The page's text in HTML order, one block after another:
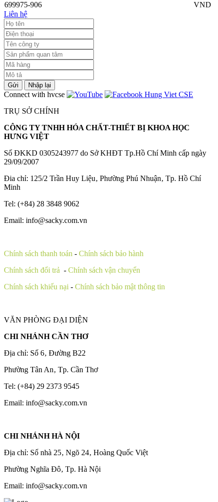
699975-906
VND
Liên hệ
Gửi Nhập lại
Connect with hvcse
TRỤ SỞ CHÍNH
CÔNG TY TNHH HÓA CHẤT-THIẾT BỊ KHOA HỌC
HƯNG VIỆT
Số ĐKKD 0305243977 do Sở KHĐT Tp.Hồ Chí Minh cấp ngày
29/09/2007
Đia chỉ: 125/2 Trần Huy Liệu‚ Phường Phú Nhuận‚ Tp. Hồ Chí
Minh
Tel: (+84) 28 3848 9062
Email: info@sacky.com.vn
Chính sách thanh toán - Chính sách bảo hành
Chính sách đổi trả - Chính sách vận chuyển
Chính sách khiếu nại - Chính sách bảo mật thông tin
VĂN PHÒNG ĐẠI DIỆN
CHI NHÁNH CẦN THƠ
Địa chỉ: Số 6‚ Đường B22
Phường Tân An‚ Tp. Cần Thơ
Tel: (+84) 29 2373 9545
Email: info@sacky.com.vn
CHI NHÁNH HÀ NỘI
Địa chỉ: Số nhà 25‚ Ngõ 24‚ Hoàng Quốc Việt
Phường Nghĩa Đô‚ Tp. Hà Nội
Email: info@sacky.com.vn